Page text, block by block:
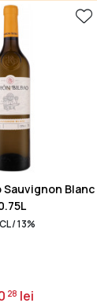
Sauvignon Blanc
/ 13%
28 lei